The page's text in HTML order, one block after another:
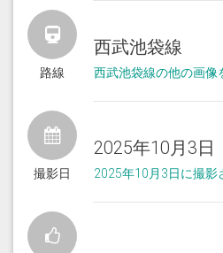
路線
西武池袋線
西武池袋線の他の画像
撮影日
2025年10月3日
2025年10月3日に撮影